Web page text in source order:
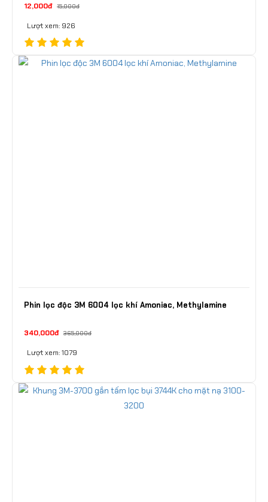
12,000đ 15,000đ
Lượt xem: 926
Phin lọc độc 3M 6004 lọc khí Amoniac, Methylamine
340,000đ 365,000đ
Lượt xem: 1079